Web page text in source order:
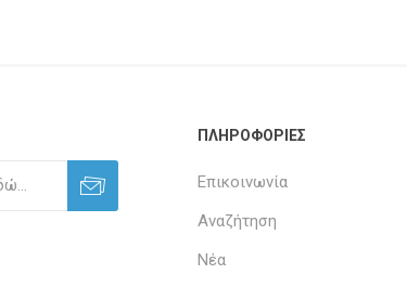
ΠΛΗΡΟΦΟΡΊΕΣ
Επικοινωνία
Αναζήτηση
Νέα